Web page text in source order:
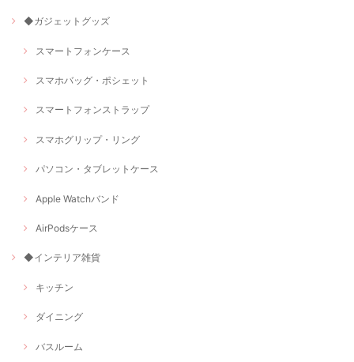
◆ガジェットグッズ
スマートフォンケース
スマホバッグ・ポシェット
スマートフォンストラップ
スマホグリップ・リング
パソコン・タブレットケース
Apple Watchバンド
AirPodsケース
◆インテリア雑貨
キッチン
ダイニング
バスルーム